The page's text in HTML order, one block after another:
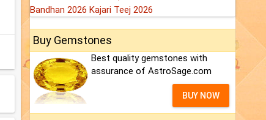
Bandhan 2026 Kajari Teej 2026
Buy Gemstones
Best quality gemstones with
assurance of AstroSage.com
BUY NOW